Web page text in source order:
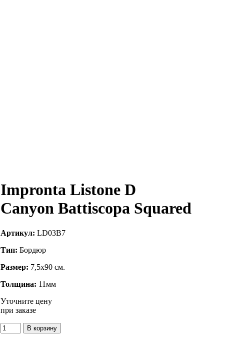
Impronta Listone D
Canyon Battiscopa Squared
Артикул: LD03B7
Тип: Бордюр
Размер: 7,5x90 см.
Толщина: 11мм
Уточните цену
при заказе